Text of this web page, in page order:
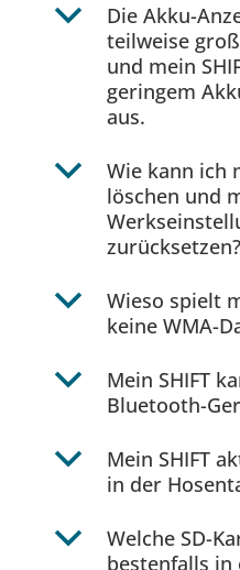
b
Die Akku-
teilweise
und mein
geringem
aus.
b
Wie kann ich
löschen und
zurücksetzen?
b
Wieso spielt
keine WMA-
b
Mein SHIFT
Bluetooth-
b
Mein SHIFT
in der
b
Welche SD-
bestenfalls in